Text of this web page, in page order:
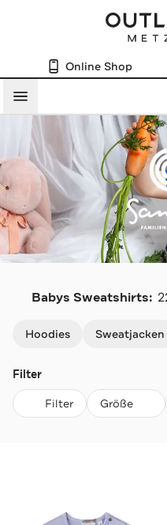
Online Shop
Menü
Babys Sweatshirts:
Hoodies Sweatjacken
Filter
Filter Größe